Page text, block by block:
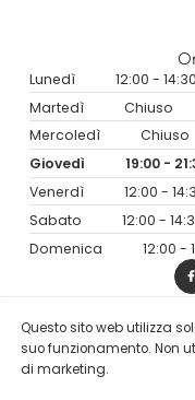
Lunedì 12:00 -
Martedì
Chiuso
Mercoledì
Chiuso
Giovedì
19:00 -
Venerdì
12:00 -
Sabato
12:00 -
Domenica
12:00 -
©
Avviso legale
Questo sito web utilizza
suo funzionamento. Non
di marketing.